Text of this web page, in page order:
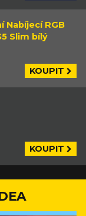
Nabíjecí RGB
Slim bílý
KOUPIT
KOUPIT